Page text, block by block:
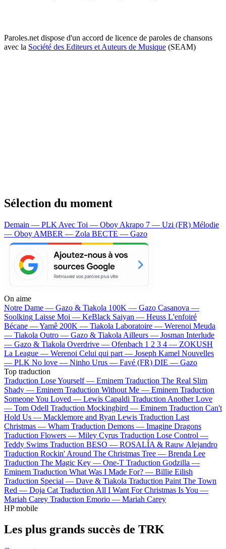
Paroles.net dispose d'un accord de licence de paroles de chansons
avec la Société des Editeurs et Auteurs de Musique (SEAM)
Sélection du moment
Demain — PLK Avec Toi — Oboy Akrapo 7 — Uzi (FR) Mélodie
— Oboy AMBER — Zola BECTE — Gazo
On aime
Notre Dame — Gazo & Tiakola 100K — Gazo Casanova —
Soolking Laisse Moi — KeBlack Saiyan — Heuss L'enfoiré
Bécane —Yamê 200K — Tiakola Laboratoire — Werenoi Meuda
— Tiakola Outro — Gazo & Tiakola Ailleurs — Josman Interlude
— Gazo & Tiakola Overdrive — Ofenbach 1 2 3 4 — ZOKUSH
La League — Werenoi Celui qui part — Joseph Kamel Nouvelles
— PLK No love — Ninho Urus — Favé (FR) DIE — Gazo
Top traduction
Traduction Lose Yourself — Eminem Traduction The Real Slim
Shady — Eminem Traduction Without Me — Eminem Traduction
Someone You Loved — Lewis Capaldi Traduction Another Love
— Tom Odell Traduction Mockingbird — Eminem Traduction Can't
Hold Us — Macklemore and Ryan Lewis Traduction Last
Christmas — Wham Traduction Demons — Imagine Dragons
Traduction Flowers — Miley Cyrus Traduction Lose Control —
Teddy Swims Traduction BESO — ROSALÍA & Rauw Alejandro
Traduction Rockin' Around The Christmas Tree — Brenda Lee
Traduction The Magic Key — One-T Traduction Godzilla —
Eminem Traduction What Was I Made For? — Billie Eilish
Traduction Special — Dave & Tiakola Traduction Paint The Town
Red — Doja Cat Traduction All I Want For Christmas Is You —
Mariah Carey Traduction Emorio — Mariah Carey
HP mobile
Les plus grands succès de TRK